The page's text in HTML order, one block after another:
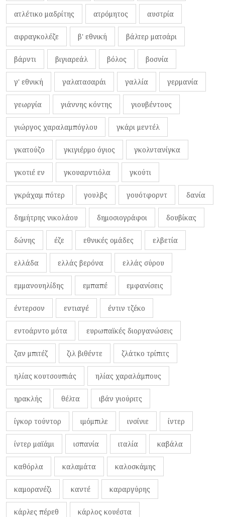
ατλέτικο μαδρίτης ατρόμητος αυστρία
αφραγκολέζε β' εθνική βάλτερ ματσάρι
βάρντι βιγιαρεάλ βόλος βοσνία
γ' εθνική γαλατασαράι γαλλία γερμανία
γεωργία γιάννης κόντης γιουβέντους
γιώργος χαραλαμπόγλου γκάρι μεντέλ
γκατούζο γκιγιέρμο όγιος γκολντανίγκα
γκοτιέ εν γκουαρντιόλα γκούτι
γκράχαμ πότερ γουλβς γουότφορντ δανία
δημήτρης νικολάου δημοσιογράφοι δουβίκας
δώνης έζε εθνικές ομάδες ελβετία
ελλάδα ελλάς βερόνα ελλάς σύρου
εμμανουηλίδης εμπαπέ εμφανίσεις
έντερσον εντιαγέ έντιν τζέκο
εντοάρντο μότα ευρωπαϊκές διοργανώσεις
ζαν μπιτέζ ζιλ βιθέντε ζλάτκο τρίπιτς
ηλίας κουτσουπιάς ηλίας χαραλάμπους
ηρακλής θέλτα ιβάν γιούριτς
ίγκορ τούντορ ιμόμπιλε ινσίνιε ίντερ
ίντερ μαϊάμι ισπανία ιταλία καβάλα
καθόρλα καλαμάτα καλοσκάμης
καμορανέζι καντέ καραργύρης
κάρλες πέρεθ κάρλος κουέστα